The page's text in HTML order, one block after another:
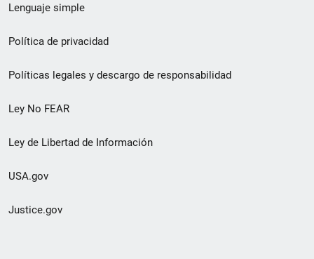
de
pie
de
página
Lenguaje simple
Política de privacidad
Políticas legales y descargo de responsabilidad
Ley No FEAR
Ley de Libertad de Información
USA.gov
Justice.gov